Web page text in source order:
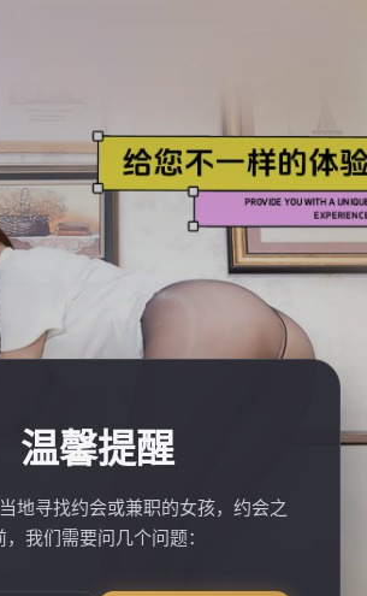
温馨提醒
地寻找约会或兼职的女孩，约会之
，我们需要问几个问题：